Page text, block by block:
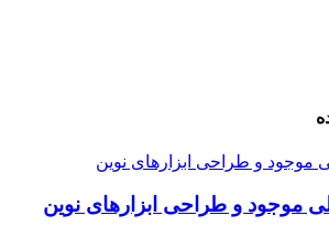
موجود و طراحی ابزارهای نوین